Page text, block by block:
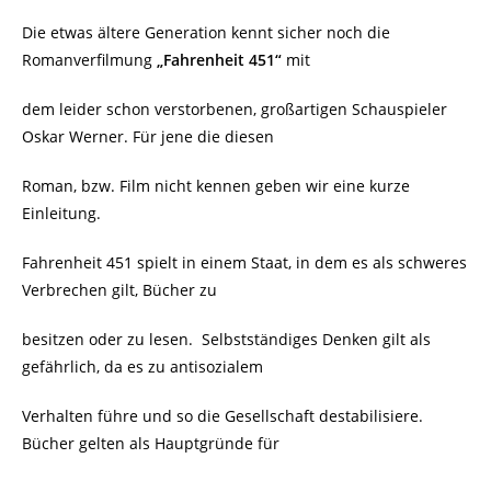
Die etwas ältere Generation kennt sicher noch die
Romanverfilmung „Fahrenheit 451“ mit
dem leider schon verstorbenen, großartigen Schauspieler
Oskar Werner. Für jene die diesen
Roman, bzw. Film nicht kennen geben wir eine kurze
Einleitung.
Fahrenheit 451 spielt in einem Staat, in dem es als schweres
Verbrechen gilt, Bücher zu
besitzen oder zu lesen. Selbstständiges Denken gilt als
gefährlich, da es zu antisozialem
Verhalten führe und so die Gesellschaft destabilisiere.
Bücher gelten als Hauptgründe für